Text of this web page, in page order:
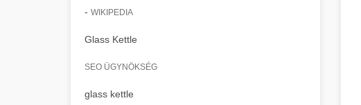
- WIKIPEDIA
Glass Kettle
SEO ÜGYNÖKSÉG
glass kettle